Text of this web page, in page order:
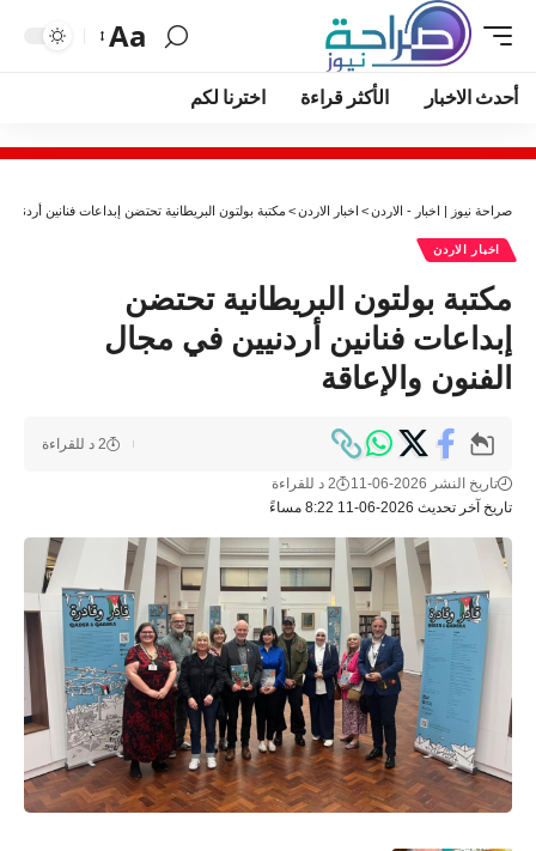
Aa
أحدث الاخبار الأكثر قراءة اخترنا لكم
صراحة نيوز | اخبار - الاردن> اخبار الاردن> مكتبة بولتون البريطانية تحتضن إبداعات فنانين
اخبار الاردن
مكتبة بولتون البريطانية تحتضن
إبداعات فنانين أردنيين في مجال
الفنون والإعاقة
تاريخ آخر تحديث 2026-06-11 8:22 مساءً
تاريخ النشر 2026-06-11 2 د للقراءة
2 د للقراءة